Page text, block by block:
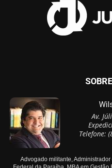
Av.
Telefone:
Advogado militante,